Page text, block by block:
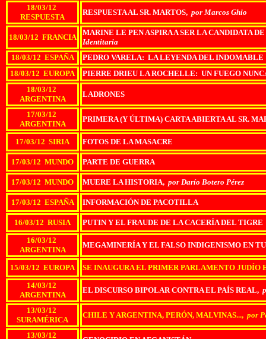
18/03/12
RESPUESTA
RESPUESTA AL SR. MARTOS, por Marcos Ghio
18/03/12 FRANCIA
MARINE LE PEN ASPIRA A SER LA CANDIDATA
Identitaria
18/03/12 ESPAÑA
PEDRO VARELA: LA LEYENDA DEL INDOMABLE
18/03/12 EUROPA
PIERRE DRIEU LA ROCHELLE: UN FUEGO
18/03/12
ARGENTINA
LADRONES
17/03/12
ARGENTINA
PRIMERA (Y ÚLTIMA) CARTA ABIERTA AL SR.
17/03/12 SIRIA FOTOS DE LA MASACRE
17/03/12 MUNDO PARTE DE GUERRA
17/03/12 MUNDO MUERE LA HISTORIA, por Darío Botero Pérez
17/03/12 ESPAÑA INFORMACIÓN DE PACOTILLA
16/03/12 RUSIA
PUTIN Y EL FRAUDE DE LA CACERÍA DEL TIGRE
16/03/12
ARGENTINA
MEGAMINERÍA Y EL FALSO INDIGENISMO EN
15/03/12 EUROPA
SE INAUGURA EL PRIMER PARLAMENTO JUDÍO
14/03/12
ARGENTINA
EL DISCURSO BIPOLAR CONTRA EL PAÍS REAL,
13/03/12
SURAMÉRICA
CHILE Y ARGENTINA, PERÓN, MALVINAS..., por
13/03/12